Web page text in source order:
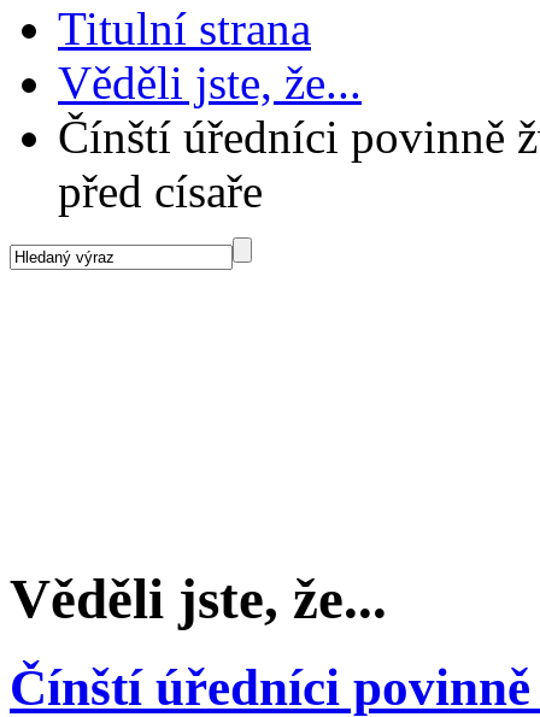
Titulní strana
Věděli jste, že...
Čínští úředníci povinně
před císaře
Věděli jste, že...
Čínští úředníci